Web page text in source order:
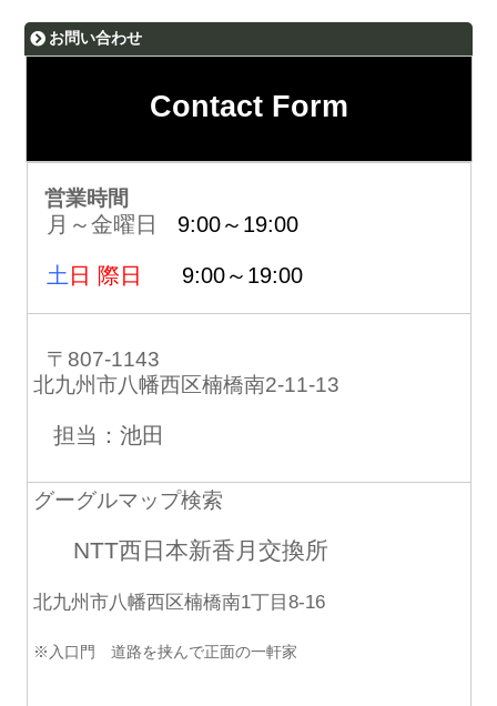
お問い合わせ
Contact Form
営業時間
月～金曜日 9:00～19:00
土 日 際日 9:00～19:00
〒807-1143
北九州市八幡西区楠橋南2-11-13
担当：池田
グーグルマップ検索
NTT西日本新香月交換所
北九州市八幡西区楠橋南1丁目8-16
※入口門 道路を挟んで正面の一軒家